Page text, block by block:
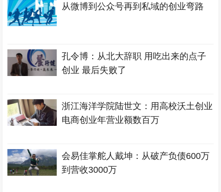
从微博到公众号再到私域的创业弯路
孔令博：从北大辞职 用吃出来的点子
创业 最后失败了
浙江海洋学院陆世文：用高校沃土创业
电商创业年营业额数百万
会易佳掌舵人戴坤：从破产负债600万
到营收3000万